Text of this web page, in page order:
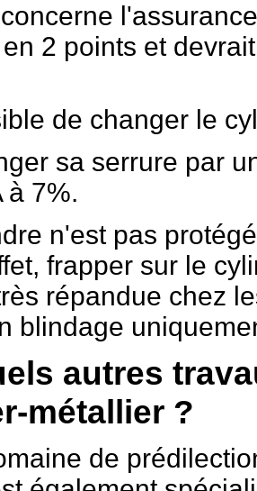
2 points et
de changer le
sa serrure par
à 7%.
n'est pas
frapper sur le
répandue chez
blindage
autres
métallier ?
de